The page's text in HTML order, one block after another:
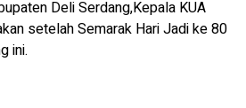
Deli Serdang,Kepala KUA
setelah Semarak Hari Jadi ke 80
ini.